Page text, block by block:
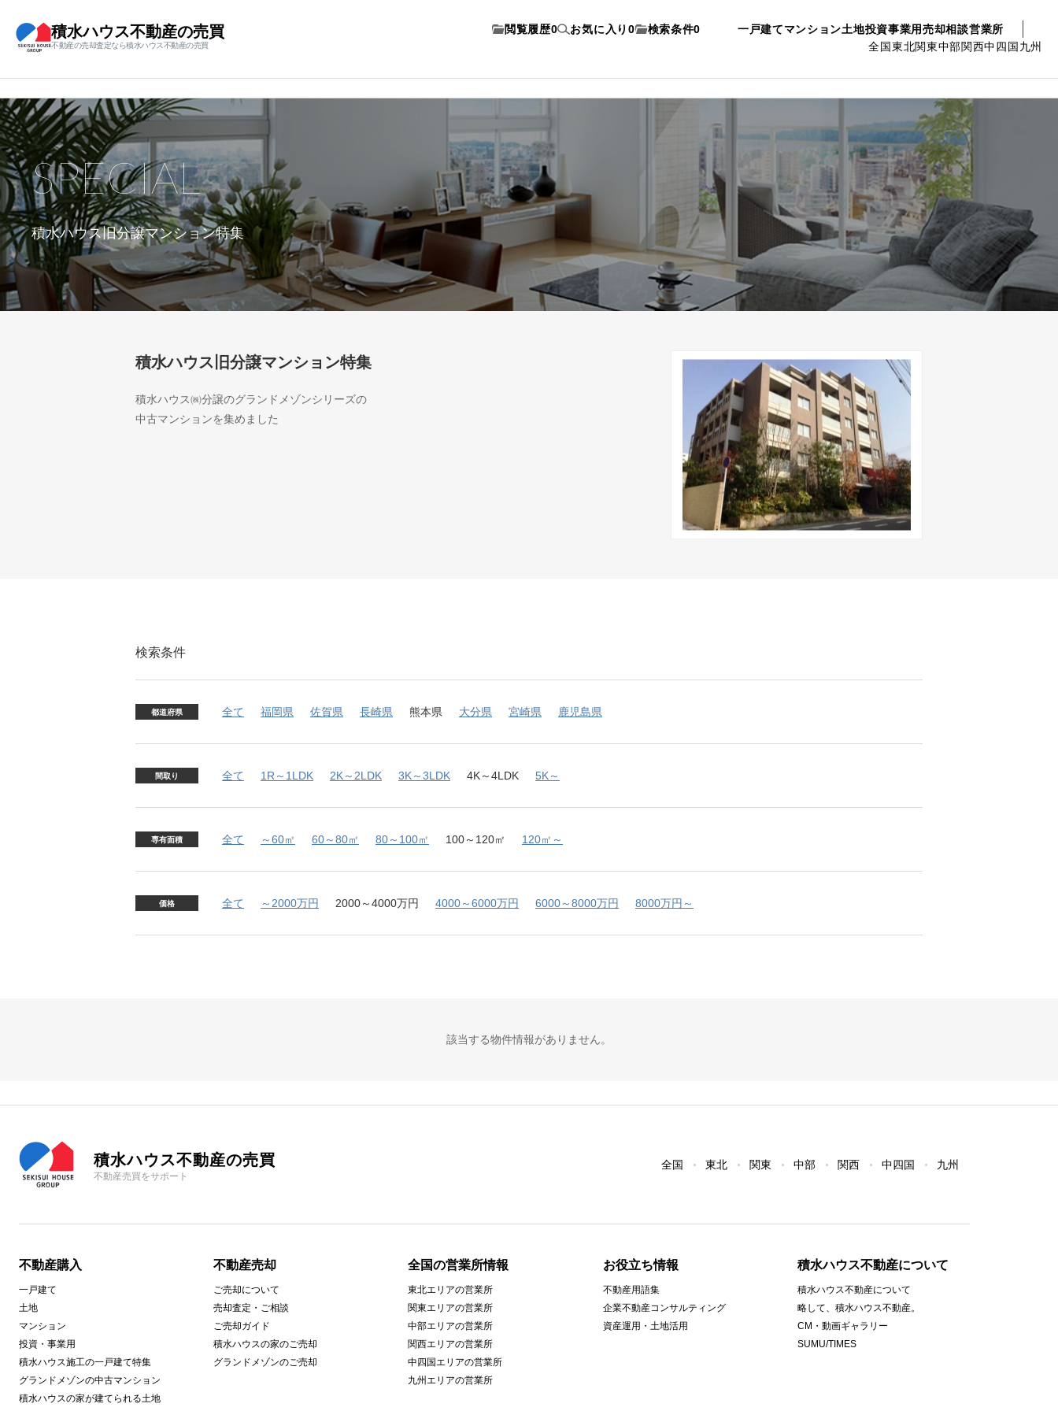
積水ハウス不動産の売買
不動産の売却査定なら積水ハウス不動産の売買
一戸建てマンション土地投資事業用売却相談営業所
全国東北関東中部関西中四国九州
閲覧履歴0 お気に入り 0 検索条件0
積水ハウス旧分譲マンション特集
SPECIAL
積水ハウス旧分譲マンション特集
積水ハウス㈱分譲のグランドメゾンシリーズの
中古マンションを集めました
検索条件
都道府県 全て 福岡県 佐賀県 長崎県 熊本県 大分県 宮崎県 鹿児島県
間取り 全て 1R～1LDK 2K～2LDK 3K～3LDK 4K～4LDK 5K～
専有面積 全て ～60㎡ 60～80㎡ 80～100㎡ 100～120㎡ 120㎡～
価格 全て ～2000万円 2000～4000万円 4000～6000万円 6000～8000万円 8000万円～
該当する物件情報がありません。
積水ハウス不動産の売買
不動産売買をサポート
全国 東北 関東 中部 関西 中四国 九州
不動産購入
一戸建て
土地
マンション
投資・事業用
積水ハウス施工の一戸建て特集
グランドメゾンの中古マンション
積水ハウスの家が建てられる土地
不動産売却
ご売却について
売却査定・ご相談
ご売却ガイド
積水ハウスの家のご売却
グランドメゾンのご売却
全国の営業所情報
東北エリアの営業所
関東エリアの営業所
中部エリアの営業所
関西エリアの営業所
中四国エリアの営業所
九州エリアの営業所
お役立ち情報
不動産用語集
企業不動産コンサルティング
資産運用・土地活用
積水ハウス不動産について
積水ハウス不動産について
略して、積水ハウス不動産。
CM・動画ギャラリー
SUMU/TIMES